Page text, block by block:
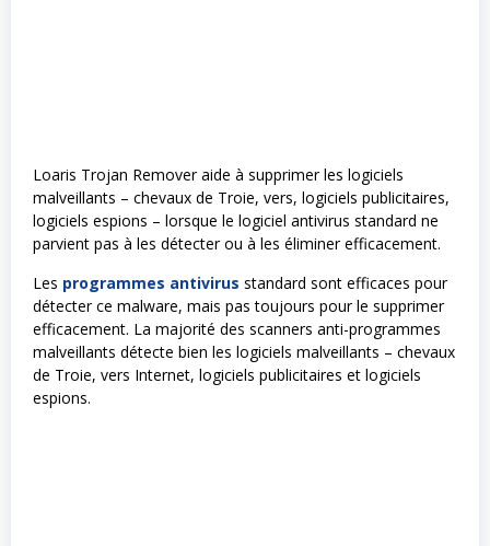
Loaris Trojan Remover aide à supprimer les logiciels
malveillants – chevaux de Troie, vers, logiciels publicitaires,
logiciels espions – lorsque le logiciel antivirus standard ne
parvient pas à les détecter ou à les éliminer efficacement.
Les programmes antivirus standard sont efficaces pour
détecter ce malware, mais pas toujours pour le supprimer
efficacement. La majorité des scanners anti-programmes
malveillants détecte bien les logiciels malveillants – chevaux
de Troie, vers Internet, logiciels publicitaires et logiciels
espions.